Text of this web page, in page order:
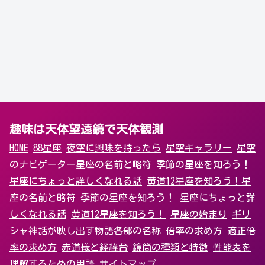
趣味は天体望遠鏡で天体観測
HOME 88星座 夜空に興味を持ったら 星空ギャラリー 星空
のナビゲーター星座の名前と略符 季節の星座を知ろう！
星座にちょっと詳しくなれる話 黄道12星座を知ろう！ 星
座の名前と略符 季節の星座を知ろう！
星座にちょっと詳
しくなれる話 黄道12星座を知ろう！ 星座の始まり
ギリ
シャ神話が映し出す物語各部の名称 倍率の求め方 適正倍
率の求め方 赤道儀と経緯台 鏡筒の種類と特徴 性能表を